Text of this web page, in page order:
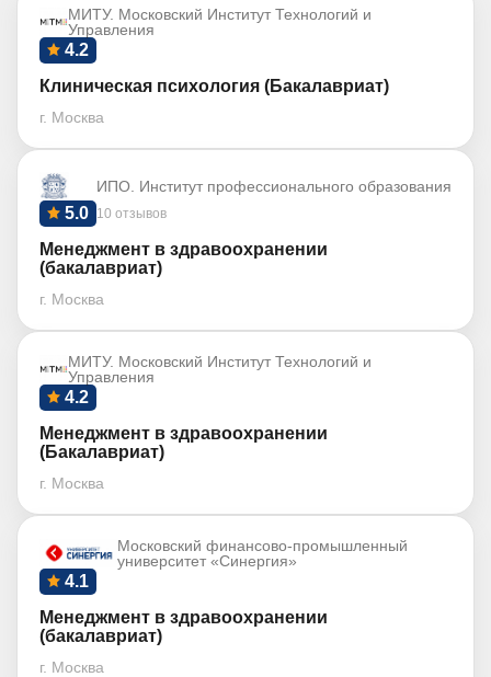
МИТУ. Московский Институт Технологий и
Управления
4.2
Клиническая психология (Бакалавриат)
г. Москва
ИПО. Институт профессионального образования
10 отзывов
5.0
Менеджмент в здравоохранении
(бакалавриат)
г. Москва
МИТУ. Московский Институт Технологий и
Управления
4.2
Менеджмент в здравоохранении
(Бакалавриат)
г. Москва
Московский финансово-промышленный
университет «Синергия»
4.1
Менеджмент в здравоохранении
(бакалавриат)
г. Москва